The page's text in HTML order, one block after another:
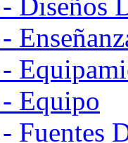
Equipo
Fuentes